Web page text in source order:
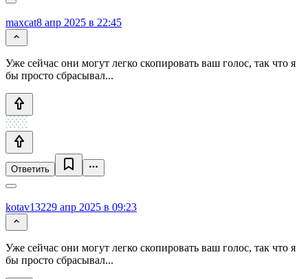
maxcat8 апр 2025 в 22:45
Уже сейчас они могут легко скопировать ваш голос, так что я
бы просто сбрасывал...
Ответить
kotav13229 апр 2025 в 09:23
Уже сейчас они могут легко скопировать ваш голос, так что я
бы просто сбрасывал...